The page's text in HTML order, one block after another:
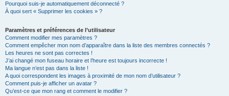
Pourquoi suis-je automatiquement déconnecté ?
À quoi sert « Supprimer les cookies » ?
Paramètres et préférences de l’utilisateur
Comment modifier mes paramètres ?
Comment empêcher mon nom d’apparaître dans la liste des membres connectés ?
Les heures ne sont pas correctes !
J’ai changé mon fuseau horaire et l’heure est toujours incorrecte !
Ma langue n’est pas dans la liste !
A quoi correspondent les images à proximité de mon nom d’utilisateur ?
Comment puis-je afficher un avatar ?
Qu’est-ce que mon rang et comment le modifier ?